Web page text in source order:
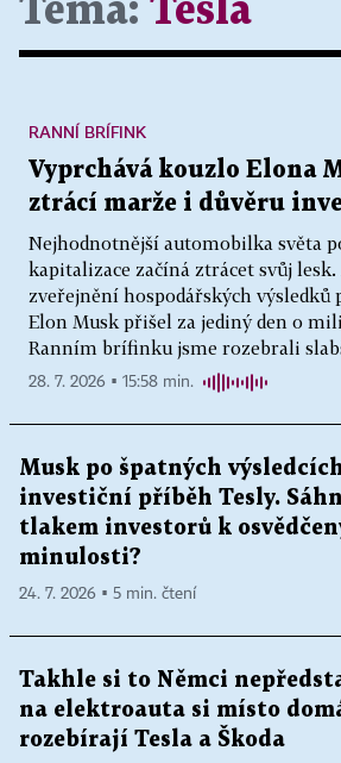
Téma: Tesla
Vyprchává kouzlo Elona
ztrácí marže i důvěru
Nejhodnotnější automobilka světa
kapitalizace začíná ztrácet svůj
zveřejnění hospodářských výsledků
Elon Musk přišel za jediný den o
Ranním brífinku jsme rozebrali
RANNÍ BRÍFINK
28. 7. 2026 ▪ 15:58 min.
Musk po špatných
investiční příběh Tesly.
tlakem investorů k
minulosti?
24. 7. 2026 ▪ 5 min. čtení
Takhle si to Němci
na elektroauta si místo
rozebírají Tesla a Škoda